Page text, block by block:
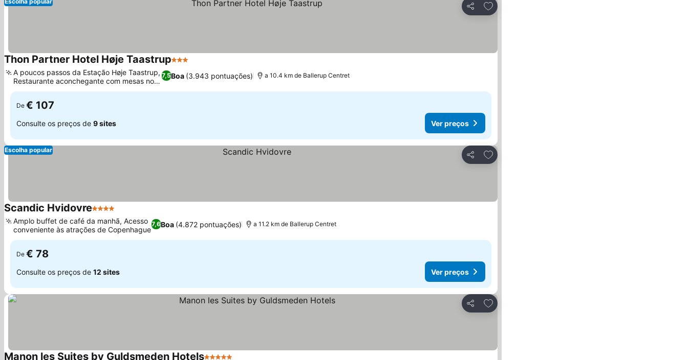
Partilhar
Adicionar aos favoritos
Thon Partner Hotel Høje Taastrup3 Estrelas
7,5Boa (3.943 pontuações)
A poucos passos da Estação Høje Taastrup,
Restaurante aconchegante com mesas no
pátio
a 10.4 km de Ballerup Centret
De € 107
Consulte os preços de 9 sites Ver preços
Partilhar
Adicionar aos favoritos
Escolha popular
Scandic Hvidovre4 Estrelas
7,6Boa (4.872 pontuações)
Amplo buffet de café da manhã, Acesso
conveniente às atrações de Copenhague
a 11.2 km de Ballerup Centret
De € 78
Consulte os preços de 12 sites Ver preços
Partilhar
Adicionar aos favoritos
Manon les Suites by Guldsmeden Hotels